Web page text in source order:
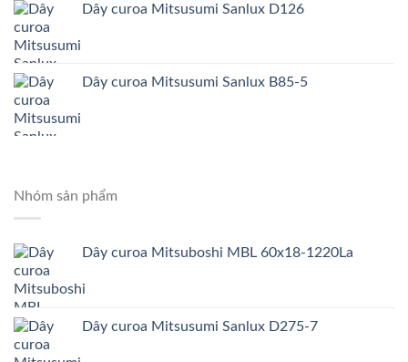
Dây curoa Mitsusumi Sanlux D126
Dây curoa Mitsusumi Sanlux B85-5
Nhóm sản phẩm
Dây curoa Mitsuboshi MBL 60x18-1220La
Dây curoa Mitsusumi Sanlux D275-7